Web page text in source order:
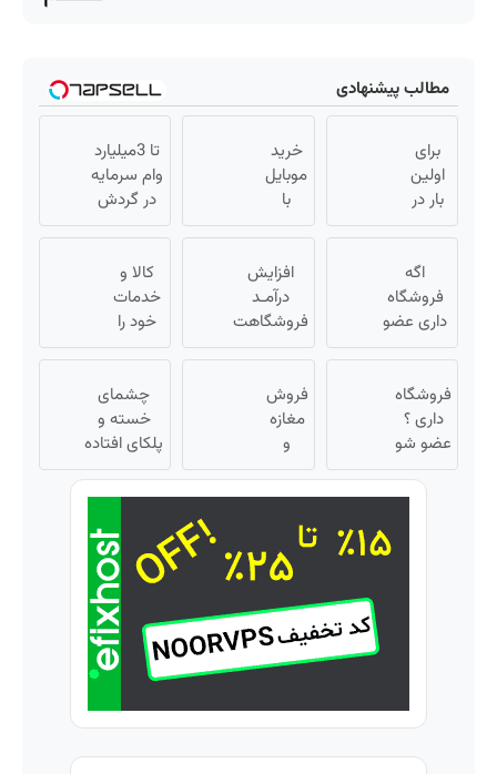
مطالب پیشنهادی
برای
اولین
بار در
ایران
این
دکتر
کرم
ترمیم
23 روزه
ساخت!
خرید
موبایل
با
اسنپ
در ۴
قسط
بدون
سود و
تا 3میلیارد
وام سرمایه
در گردش
فروشندگان
فروشگاهت
رو ثبت کن
اگه
فروشگاه
داری عضو
فروشندگان
شو 3
میلیارد وام
بگیر
افزایش
درآمـد
فروشگاهت
رو تضمین
فروشگاهت
رو ثبت کن
کالا و
خدمات
خود را
به
اقساطی
بفروشید
فروشگاه
داری ؟
عضو شو
تا 3
میلیارد
فروش
مغازه
و
آنلاین
شاپ
رو بالا
ببر
چشمای
خسته و
پلکای افتاده
داری؟ 👁
بلفاروپلاستی
می‌کنه